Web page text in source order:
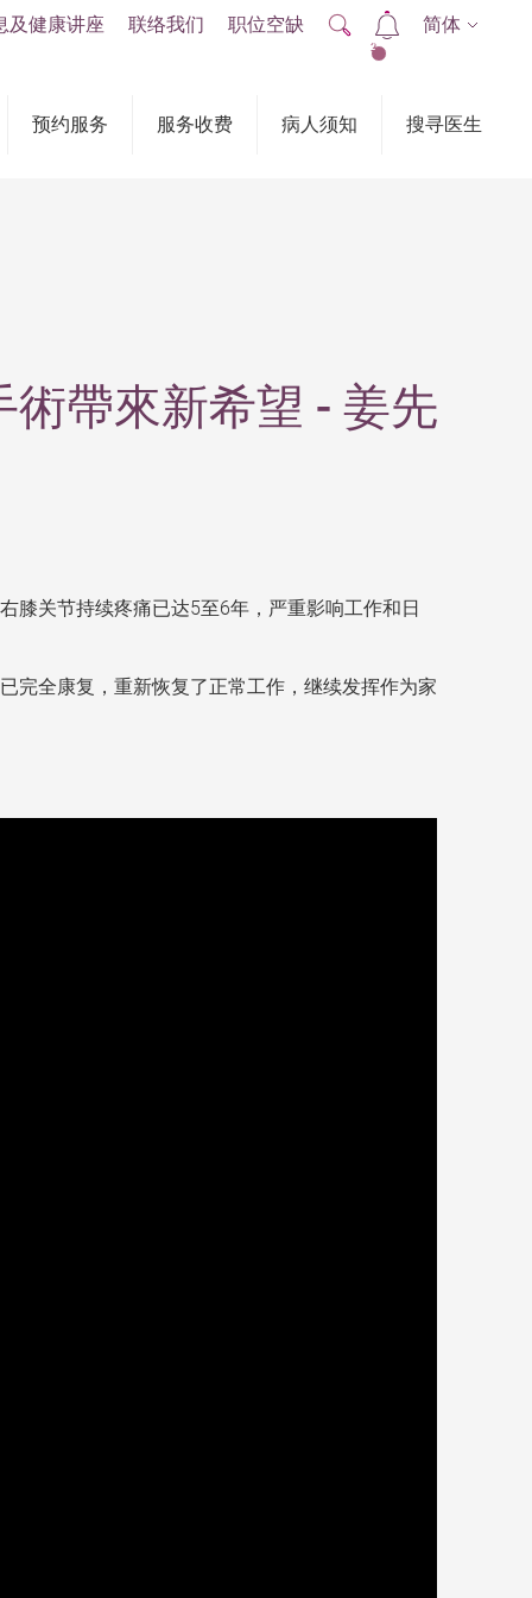
预约服务 服务收费 病人须知 搜寻医生
及健康讲座 联络我们 职位空缺
2
简体
帶來新希望 - 姜先
膝关节持续疼痛已达5至6年，严重影响工作和日
完全康复，重新恢复了正常工作，继续发挥作为家